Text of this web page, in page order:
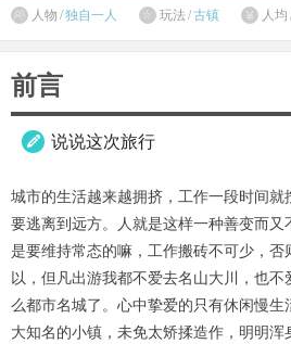
 人物 /独自一人  玩法 /古镇  人均
前言
 说说这次旅行
城市的生活越来越拥挤，工作一段时间就
要逃离到远方。人就是这样一种善变而
是要维持常态的嘛，工作搬砖不可少，否
以，但凡出游我都不爱去名山大川，也
么都市名城了。心中挚爱的只有休闲慢
大知名的小镇，未免太矫揉造作，明明浑